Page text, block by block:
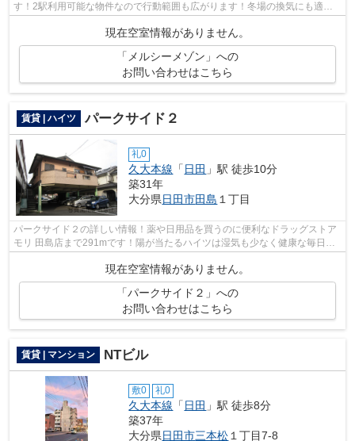
す！2駅利用可能な物件なので行動範囲も広がります！冬場の換気にも適し
現在空室情報がありません。
「メルシーメゾン」への
お問い合わせはこちら
賃貸 | ハイツ パークサイド２
礼0
久大本線 「 日田 」駅 徒歩10分
築31年
大分県日田市田島 １丁目
パークサイド２の詳しい情報！薬や日用品を買うのに便利なドラッグストア
モリ 田島店まで291mです！陽が当たるハイツは湿気も少なく健康な毎日を
現在空室情報がありません。
「パークサイド２」への
お問い合わせはこちら
賃貸 | マンション NTビル
敷0 礼0
久大本線 「 日田 」駅 徒歩8分
築37年
大分県日田市三本松 １丁目7-8